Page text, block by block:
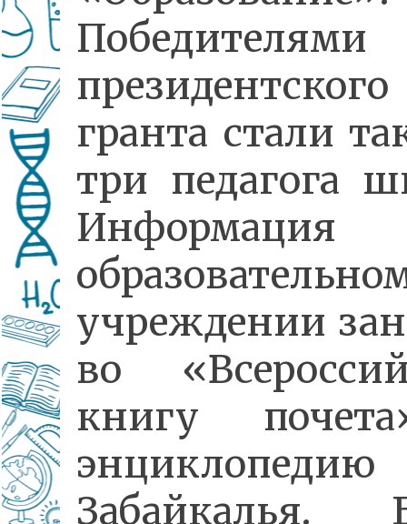
Победителями
президентского
гранта стали
три педагога
учреждении
во
книгу
энциклопедию
Забайкалья.